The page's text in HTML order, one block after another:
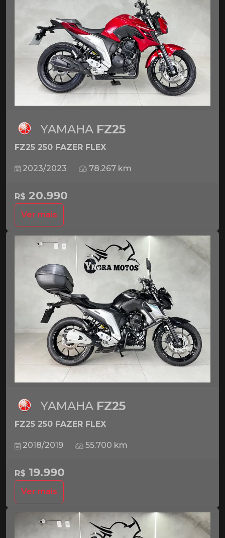
YAMAHA FZ25
FZ25 250 FAZER FLEX
2023/2023 78.267 km
R$ 20.990
Ver mais
YAMAHA FZ25
FZ25 250 FAZER FLEX
2018/2019 55.700 km
R$ 19.990
Ver mais